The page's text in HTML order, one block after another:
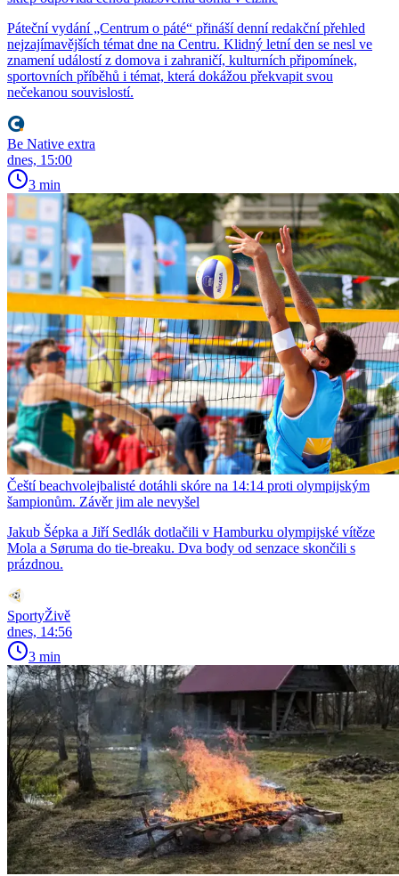
Páteční vydání „Centrum o páté“ přináší denní redakční přehled
nejzajímavějších témat dne na Centru. Klidný letní den se nesl ve
znamení událostí z domova i zahraničí, kulturních připomínek,
sportovních příběhů i témat, která dokážou překvapit svou
nečekanou souvislostí.
Be Native extra
dnes, 15:00
3 min
Čeští beachvolejbalisté dotáhli skóre na 14:14 proti olympijským
šampionům. Závěr jim ale nevyšel
Jakub Šépka a Jiří Sedlák dotlačili v Hamburku olympijské vítěze
Mola a Søruma do tie-breaku. Dva body od senzace skončili s
prázdnou.
SportyŽivě
dnes, 14:56
3 min